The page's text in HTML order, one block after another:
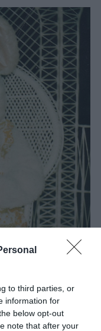
to third parties, or
information for
below opt-out
note that after your